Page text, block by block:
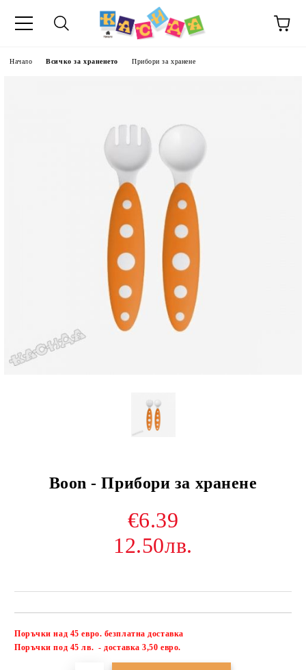
Начало Всичко за храненето Прибори за хранене
Boon - Прибори за хранене
€6.39
12.50лв.
Поръчки над 45 евро. безплатна доставка
Поръчки под 45 лв. - доставка 3,50 евро.